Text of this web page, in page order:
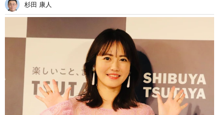
杉田 康人